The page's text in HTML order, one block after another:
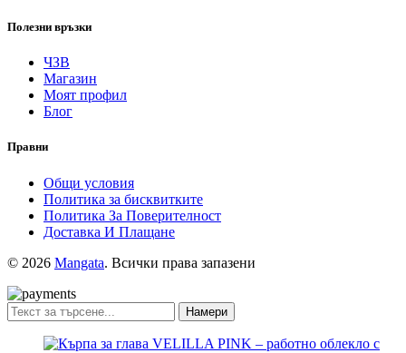
Полезни връзки
ЧЗВ
Магазин
Моят профил
Блог
Правни
Общи условия
Политика за бисквитките
Политика За Поверителност
Доставка И Плащане
© 2026 Mangata. Всички права запазени
Намери